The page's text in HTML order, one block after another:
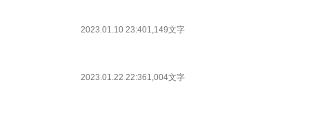
2023.01.10 23:401,149文字
2023.01.22 22:361,004文字